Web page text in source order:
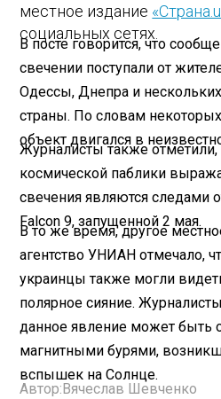
местное издание
социальных сетях.
В посте говорится, что
свечении поступали от
Одессы, Днепра и
страны. По словам
объект двигался в
Журналисты также отметили,
космической паблики
свечения являются следами
Falcon 9, запущенной 2 мая.
В то же время, другое
агентство УНИАН отмечало,
украинцы также могли
полярное сияние.
данное явление может быть
магнитными бурями,
вспышек на Солнце.
Автор: Вячеслав Шевченко